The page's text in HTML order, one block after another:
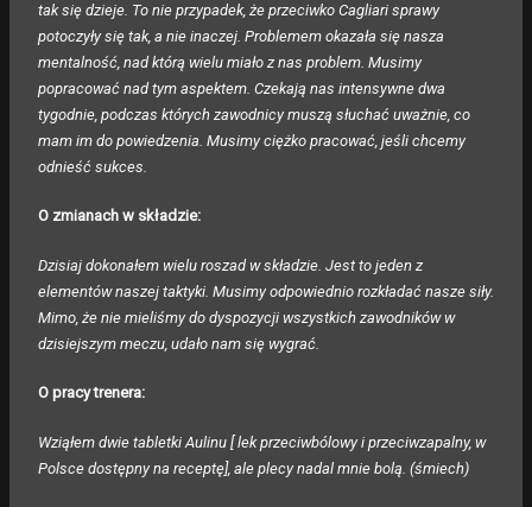
tak się dzieje. To nie przypadek, że przeciwko Cagliari sprawy
potoczyły się tak, a nie inaczej. Problemem okazała się nasza
mentalność, nad którą wielu miało z nas problem. Musimy
popracować nad tym aspektem. Czekają nas intensywne dwa
tygodnie, podczas których zawodnicy muszą słuchać uważnie, co
mam im do powiedzenia. Musimy ciężko pracować, jeśli chcemy
odnieść sukces.
O zmianach w składzie:
Dzisiaj dokonałem wielu roszad w składzie. Jest to jeden z
elementów naszej taktyki. Musimy odpowiednio rozkładać nasze siły.
Mimo, że nie mieliśmy do dyspozycji wszystkich zawodników w
dzisiejszym meczu, udało nam się wygrać.
O pracy trenera:
Wziąłem dwie tabletki Aulinu [ lek przeciwbólowy i przeciwzapalny, w
Polsce dostępny na receptę], ale plecy nadal mnie bolą. (śmiech)